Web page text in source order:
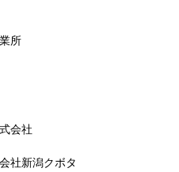
所
会社
新潟クボタ